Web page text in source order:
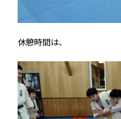
休憩時間は、